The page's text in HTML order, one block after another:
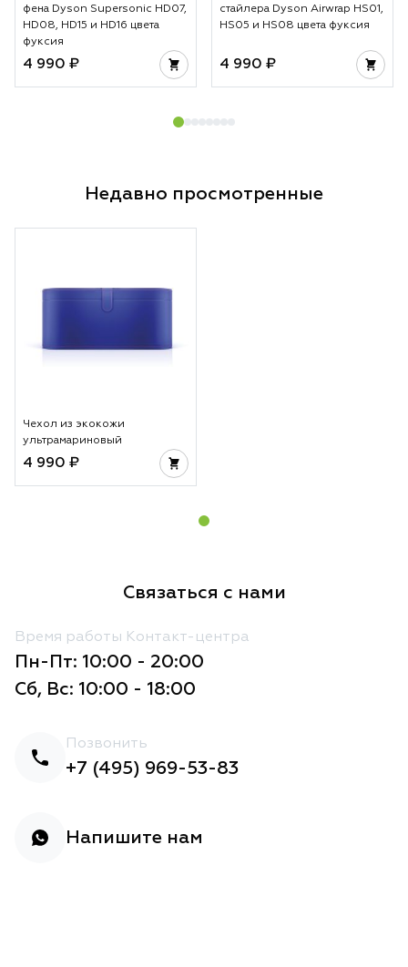
фена Dyson Supersonic HD07,
HD08, HD15 и HD16 цвета
фуксия
4 990 ₽
стайлера Dyson Airwrap HS01,
HS05 и HS08 цвета фуксия
4 990 ₽
Недавно просмотренные
Чехол из экокожи
ультрамариновый
4 990 ₽
Связаться с нами
Время работы Контакт-центра
Пн-Пт: 10:00 - 20:00
Сб, Вс: 10:00 - 18:00
Позвонить
+7 (495) 969-53-83
Напишите нам